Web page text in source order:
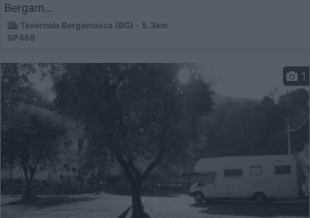
Bergam...
Tavernola Bergamasca (BG) - 5.3km
SP469
1